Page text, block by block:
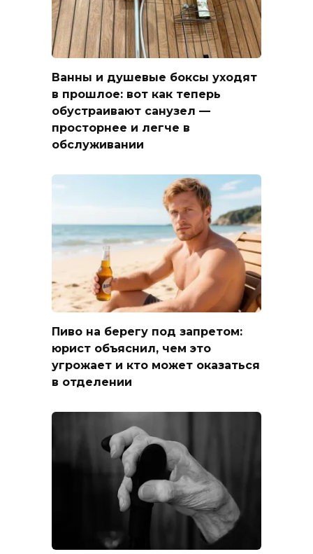
Ванны и душевые боксы уходят
в прошлое: вот как теперь
обустраивают санузел —
просторнее и легче в
обслуживании
Пиво на берегу под запретом:
юрист объяснил, чем это
угрожает и кто может оказаться
в отделении